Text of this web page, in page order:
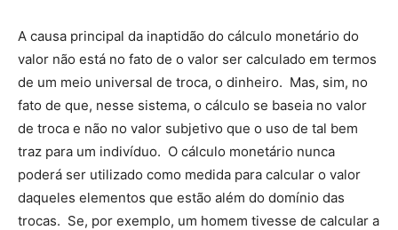
A causa principal da inaptidão do cálculo monetário do
valor não está no fato de o valor ser calculado em termos
de um meio universal de troca, o dinheiro. Mas, sim, no
fato de que, nesse sistema, o cálculo se baseia no valor
de troca e não no valor subjetivo que o uso de tal bem
traz para um indivíduo. O cálculo monetário nunca
poderá ser utilizado como medida para calcular o valor
daqueles elementos que estão além do domínio das
trocas. Se, por exemplo, um homem tivesse de calcular a